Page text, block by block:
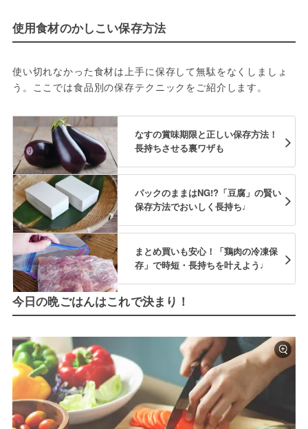
使用食材のかしこい保存方法
使い切れなかった食材は上手に保存して無駄をなくしましょ
う。ここでは食品別の保存テクニックをご紹介します。
なすの賞味期限と正しい保存方法！
長持ちさせる裏ワザも
パックのままはNG!?「豆腐」の賢い
保存方法でおいしく長持ち♩
まとめ買いも安心！「鶏肉の冷凍保
存」で時短・長持ちを叶えよう♩
今日の晩ごはんはこれで決まり！